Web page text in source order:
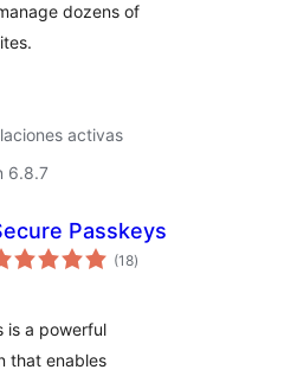
dozens of
activas
6.8.7
Passkeys
(18total
de
)
is a powerful
that enables